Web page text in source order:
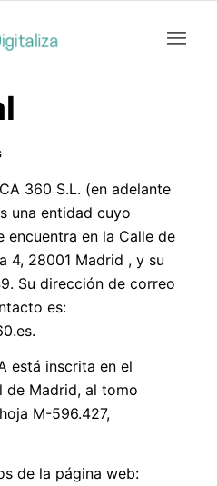
360 S.L. (en adelante
una entidad cuyo
encuentra en la Calle de
4, 28001 Madrid , y su
Su dirección de correo
es:
.
está inscrita en el
de Madrid, al tomo
M-596.427,
de la página web: